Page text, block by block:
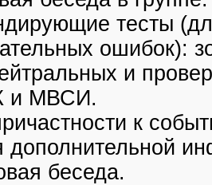
тесты
ошибок):
и
и МВСИ.
к
дополнительной
беседа.